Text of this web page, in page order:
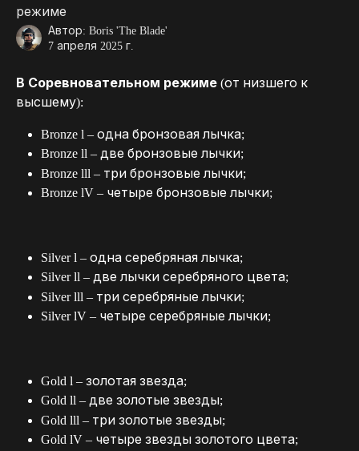
режиме
Автор: Boris 'The Blade'
7 апреля 2025 г.
В Соревновательном режиме (от низшего к
высшему):
Bronze l – одна бронзовая лычка;
Bronze ll – две бронзовые лычки;
Bronze lll – три бронзовые лычки;
Bronze lV – четыре бронзовые лычки;
Silver l – одна серебряная лычка;
Silver ll – две лычки серебряного цвета;
Silver lll – три серебряные лычки;
Silver lV – четыре серебряные лычки;
Gold l – золотая звезда;
Gold ll – две золотые звезды;
Gold lll – три золотые звезды;
Gold lV – четыре звезды золотого цвета;